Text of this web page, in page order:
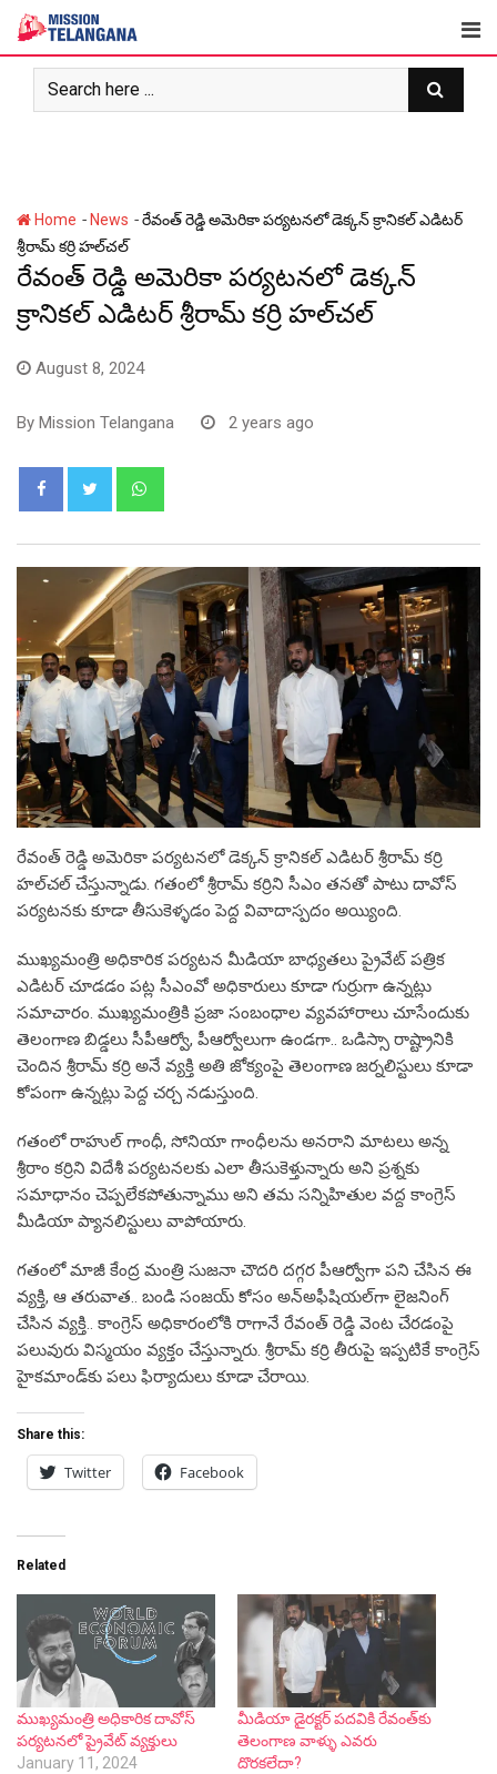
Skip
content
Home - News -రేవంత్ రెడ్డి అమెరికా పర్యటనలో డెక్కన్ క్రానికల్ ఎడిటర్
శ్రీరామ్ కర్రి హల్‌చల్
రేవంత్ రెడ్డి అమెరికా పర్యటనలో డెక్కన్
క్రానికల్ ఎడిటర్ శ్రీరామ్ కర్రి హల్‌చల్
August 8, 2024
By Mission Telangana 2 years ago
రేవంత్ రెడ్డి అమెరికా పర్యటనలో డెక్కన్ క్రానికల్ ఎడిటర్ శ్రీరామ్ కర్రి
హల్‌చల్ చేస్తున్నాడు. గతంలో శ్రీరామ్ కర్రిని సీఎం తనతో పాటు దావోస్
పర్యటనకు కూడా తీసుకెళ్ళడం పెద్ద వివాదాస్పదం అయ్యింది.
ముఖ్యమంత్రి అధికారిక పర్యటన మీడియా బాధ్యతలు ప్రైవేట్ పత్రిక
ఎడిటర్ చూడడం పట్ల సీఎంవో అధికారులు కూడా గుర్రుగా ఉన్నట్లు
సమాచారం. ముఖ్యమంత్రికి ప్రజా సంబంధాల వ్యవహారాలు చూసేందుకు
తెలంగాణ బిడ్డలు సీపీఆర్వో, పీఆర్వోలుగా ఉండగా.. ఒడిస్సా రాష్ట్రానికి
చెందిన శ్రీరామ్ కర్రి అనే వ్యక్తి అతి జోక్యంపై తెలంగాణ జర్నలిస్టులు కూడా
కోపంగా ఉన్నట్లు పెద్ద చర్చ నడుస్తుంది.
గతంలో రాహుల్ గాంధీ, సోనియా గాంధీలను అనరాని మాటలు అన్న
శ్రీరాం కర్రిని విదేశీ పర్యటనలకు ఎలా తీసుకెళ్తున్నారు అని ప్రశ్నకు
సమాధానం చెప్పలేకపోతున్నాము అని తమ సన్నిహితుల వద్ద కాంగ్రెస్
మీడియా ప్యానలిస్టులు వాపోయారు.
గతంలో మాజీ కేంద్ర మంత్రి సుజనా చౌదరి దగ్గర పీఆర్వోగా పని చేసిన ఈ
వ్యక్తి, ఆ తరువాత.. బండి సంజయ్ కోసం అన్అఫీషియల్‌గా లైజనింగ్
చేసిన వ్యక్తి.. కాంగ్రెస్ అధికారంలోకి రాగానే రేవంత్ రెడ్డి వెంట చేరడంపై
పలువురు విస్మయం వ్యక్తం చేస్తున్నారు. శ్రీరామ్ కర్రి తీరుపై ఇప్పటికే కాంగ్రెస్
హైకమాండ్‌కు పలు ఫిర్యాదులు కూడా చేరాయి.
Share this:
Twitter Facebook
Related
ముఖ్యమంత్రి అధికారిక దావోస్
పర్యటనలో ప్రైవేట్ వ్యక్తులు
January 11, 2024
మీడియా డైరక్టర్ పదవికి రేవంత్‌కు
తెలంగాణ వాళ్ళు ఎవరు
దొరకలేదా?